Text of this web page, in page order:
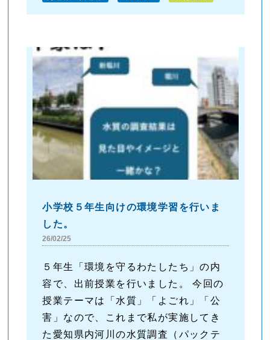
小学校５年生向けの環境学習を行いま
した。
26/02/25
５年生「環境を守るわたしたち」の内
容で、出前授業を行いました。 今回の
授業テーマは「水質」「よごれ」「公
害」なので、これまで私が実施してき
た愛知県内河川の水質調査（パックテ